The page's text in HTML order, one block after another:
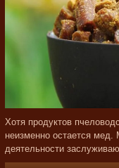
Хотя продуктов
неизменно остается
деятельности